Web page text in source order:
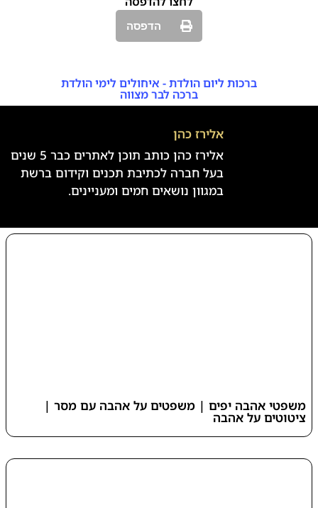
הדפסה
ברכות ליום הולדת - איחולים לימי הולדת
ברכה לבר מצווה
אלירז כהן
אלירז כהן כותב תוכן לאתרים כבר 5 שנים
בעל חברה לכתיבת תכנים וקידום ברשת
במגוון נושאים חמים ומעניינים.
משפטי אהבה יפים | משפטים על אהבה עם מסר |
ציטוטים על אהבה